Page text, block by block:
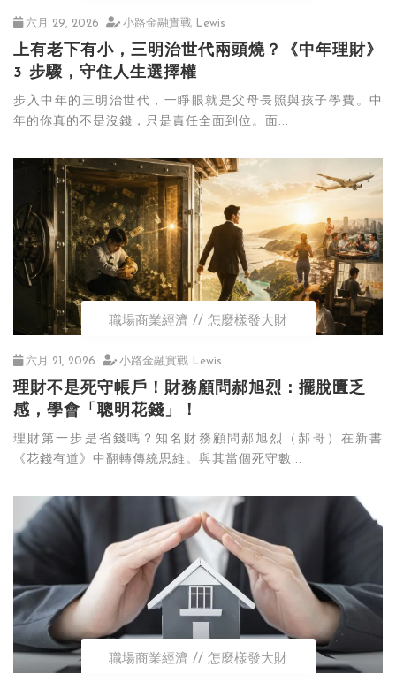
六月 29, 2026 小路金融實戰 Lewis
上有老下有小，三明治世代兩頭燒？《中年理財》
3 步驟，守住人生選擇權
步入中年的三明治世代，一睜眼就是父母長照與孩子學費。中
年的你真的不是沒錢，只是責任全面到位。面...
職場商業經濟 怎麼樣發大財
六月 21, 2026 小路金融實戰 Lewis
理財不是死守帳戶！財務顧問郝旭烈：擺脫匱乏
感，學會「聰明花錢」！
理財第一步是省錢嗎？知名財務顧問郝旭烈（郝哥）在新書
《花錢有道》中翻轉傳統思維。與其當個死守數...
職場商業經濟 怎麼樣發大財